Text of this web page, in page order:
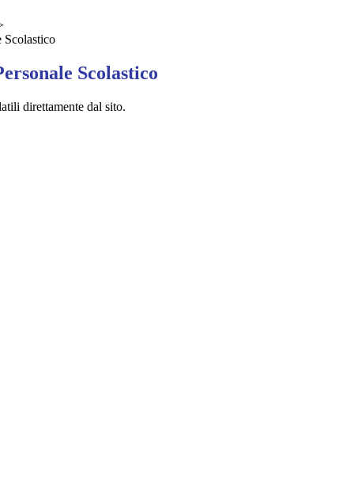
Scolastico
Scolastico
direttamente dal sito.